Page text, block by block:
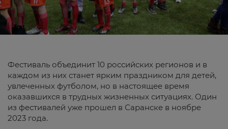
Фестиваль объединит 10 российских регионов и в
каждом из них станет ярким праздником для детей,
увлеченных футболом, но в настоящее время
оказавшихся в трудных жизненных ситуациях. Один
из фестивалей уже прошел в Саранске в ноябре
2023 года.